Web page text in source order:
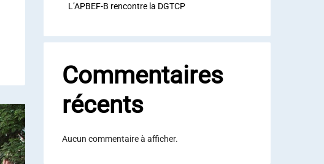
L’APBEF-B rencontre la DGTCP
Commentaires
récents
Aucun commentaire à afficher.